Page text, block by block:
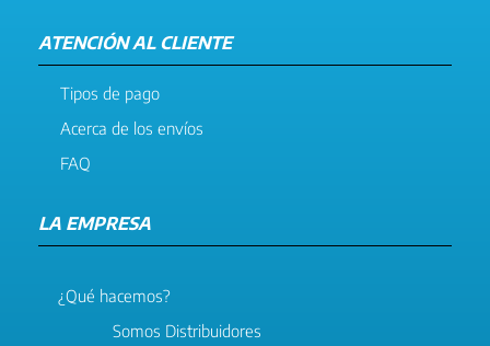
ATENCIÓN AL CLIENTE
Tipos de pago
Acerca de los envíos
FAQ
LA EMPRESA
¿Qué hacemos?
Somos Distribuidores